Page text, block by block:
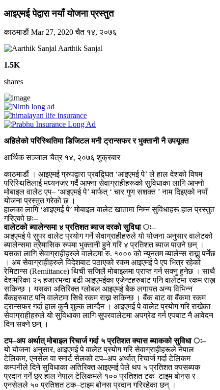
आइएमई पेद्वारा नयाँ योजना प्रस्तुत
काठमाडाैं Mar 27, 2020चैत १४, २०७६
Aarthik Sanjal
1.5K
shares
अहिलेको परिस्थितिमा डिजिटल मनी ट्रान्सफर र भुक्तानी नै उपयूक्त
आर्थिक सञ्जाल चैत्र १४, २०७६ शुक्रबार
काठमाडौं । आइएमई ग्रुपद्वारा प्रवद्र्घित ‘आइएमई पे’ ले हाल देशको विषम
परिस्थितिलाई मध्यनजर गर्दै आफ्ना सेवाग्राहीहरूको सुविधाका लागि आफ्नो
मोबाइल वालेट एप– ‘आइएमई पे’ मार्फत् ‘ चार गुण सशक्त ’ नाम दिइएको नयाँ
योजना प्रस्तुत गरेको छ ।
हालका लागि ‘आइएमई पे’ मोबाइल वालेट खातामा निम्न सुविधाहरू हाल प्रस्तुत
गरिएको छः–
वालेटको ब्यालेन्समा ४ प्रतिशत ब्याज दरको सुविधा ः–
आइएमई पे सुपर वालेट प्रयोग गर्ने सेवाग्राहीहरुले यो योजना अनुसार वालेटको
ब्यालेन्समा त्रैमासिक रुपमा भुक्तानी हुने गरि ४ प्रतिशत ब्याज पाउने छन् ।
यसका लागि सेवाग्राहीहरुले वालेटमा रु. १००० को न्यूनतम ब्यालेन्स राख्नु पर्नेछ
। अब सेवाग्राहीहरुले विदेशबाट पठाएको रकम आइएमई पे एप भित्र रहेको
रेमिटान्स (Remittance) थिची सजिलै मोबाइलमा प्राप्त गर्न सक्नु हुनेछ । साथै
देशभरिका २५ हजारभन्दा बढी आइएमईका एजेन्टहरुबाट पनि वालेटमा रकम राख्न
सकिन्छ । यसका अतिरिक्त ग्लोबल आइएमई बैक लगायत अन्य विभिन्न
बैंकहरुबाट पनि वालेटमा सिधै रकम राख्न सकिन्छ । बैंक बाट वा बैंकमा रकम
ट्रान्सफर गर्दा हाल कुनै शुल्क लाग्दैन । आइएमई पे वालेट प्रयोग गरि राखेका
सेवाग्राहीहरुले यो सुविधाका लागि सुपरवालेटमा अपग्रेड गर्न एपबाट नै आवेदन
दिन सक्ने छन् ।
टप–अप अर्थात् मोबाइल रिचार्ज गर्दा ५ प्रतिशत क्यास ब्याकको सुविधा ः–
यो योजना अनुसार, आइएमई पे वालेट प्रयोग गरि सेवाग्राहीहरूले नेपाल
टेलिकम, एनसेल वा स्मार्ट सेलको टप–अप अर्थात् रिचार्ज गर्दा टेलिकम
कम्पनीले दिने सुविधाका अतिरिक्त आइएमई पेले थप ५ प्रतिशत क्यसब्यक
प्रदान गर्ने छ्र हाल नेपाल टेलिकमले १०० प्रतिशत टक–टाइम बोनस र
एनसेलले ५० प्रतिशत टक–टाइम बोनस प्रदान गरिरहेका छन् ।